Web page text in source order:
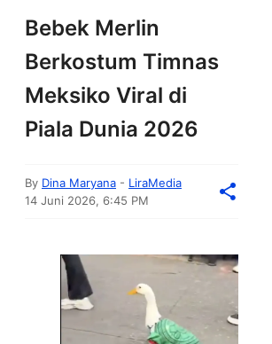
Bebek Merlin
Berkostum Timnas
Meksiko Viral di
Piala Dunia 2026
By Dina Maryana - LiraMedia
14 Juni 2026, 6:45 PM